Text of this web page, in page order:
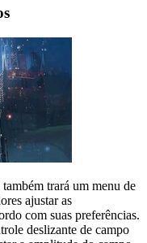
também trará um menu de
ajustar as
com suas preferências.
deslizante de campo